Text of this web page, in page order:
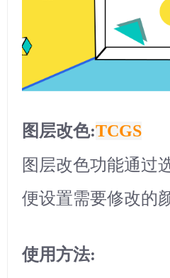
图层改色:TCGS
图层改色功能通过
便设置需要修改的
使用方法: